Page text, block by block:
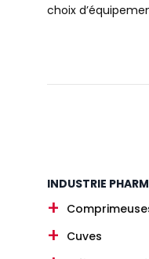
choix
INDUSTRIE
Cuves